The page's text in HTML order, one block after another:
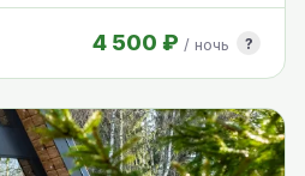
4 500 ₽ / ночь ?